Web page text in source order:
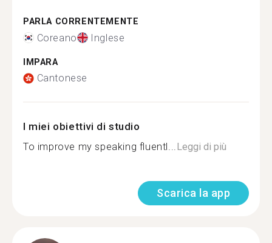
PARLA CORRENTEMENTE
Coreano Inglese
IMPARA
Cantonese
I miei obiettivi di studio
To improve my speaking fluentl...Leggi di più
Scarica la app